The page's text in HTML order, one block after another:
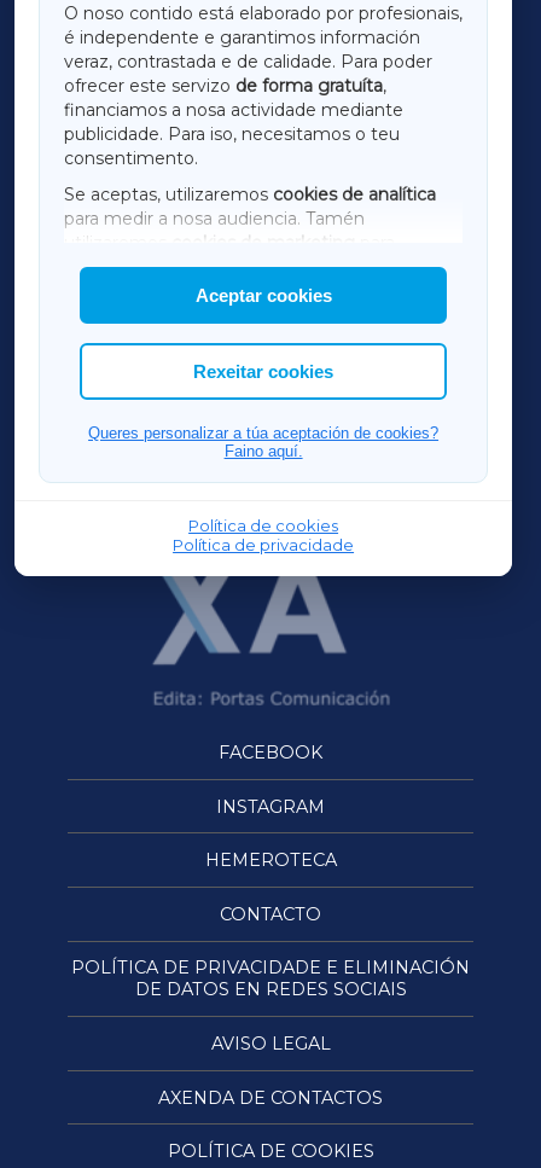
O noso contido está elaborado por profesionais,
é independente e garantimos información
veraz, contrastada e de calidade. Para poder
ofrecer este servizo de forma gratuíta,
financiamos a nosa actividade mediante
publicidade. Para iso, necesitamos o teu
consentimento.
Se aceptas, utilizaremos cookies de analítica
para medir a nosa audiencia. Tamén
utilizaremos
cookies de marketing
mostrar publicidade de terceiros.
Así mesmo, podes personalizar a elección das
cookies que desexas permitir.
Aceptar cookies
Rexeitar cookies
Queres personalizar a túa aceptación de cookies?
Faino aquí.
Política de cookies
Política de privacidade
LUGOXA
TERRACHAXA
AMARIÑAXA
RIBEIRASACRAXA
ACORUÑAXA
FERROLXA
OURENSEXA
FACEBOOK
INSTAGRAM
HEMEROTECA
CONTACTO
POLÍTICA DE PRIVACIDADE E ELIMINACIÓN
DE DATOS EN REDES SOCIAIS
AVISO LEGAL
AXENDA DE CONTACTOS
POLÍTICA DE COOKIES